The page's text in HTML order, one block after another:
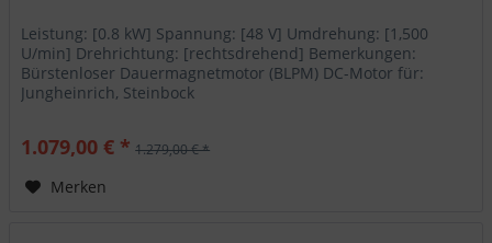
Leistung: [0.8 kW] Spannung: [48 V] Umdrehung: [1,500
U/min] Drehrichtung: [rechtsdrehend] Bemerkungen:
Bürstenloser Dauermagnetmotor (BLPM) DC-Motor für:
Jungheinrich, Steinbock
1.079,00 € * 1.279,00 € *
Merken